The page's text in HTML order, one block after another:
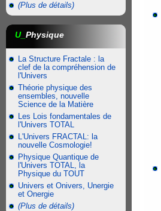
(Plus de détails)
U_ Physique
La Structure Fractale : la
clef de la compréhension de
l'Univers
Théorie physique des
ensembles, nouvelle
Science de la Matière
Les Lois fondamentales de
l'Univers TOTAL
L'Univers FRACTAL: la
nouvelle Cosmologie!
Physique Quantique de
l'Univers TOTAL, la
Physique du TOUT
Univers et Onivers, Unergie
et Onergie
(Plus de détails)